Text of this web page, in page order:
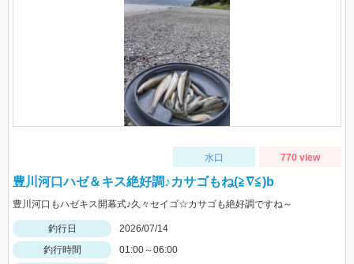
水口 770 view
豊川河口ハゼ＆キス絶好調♪カサゴもね(≧∇≦)b
豊川河口もハゼキス開幕式♪久々セイゴ☆カサゴも絶好調ですね～
釣行日
2026/07/14
釣行時間
01:00～06:00